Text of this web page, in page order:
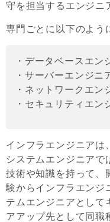
守を担当するエンジニ
専門ごとに以下のよう
・データベースエン
・サーバーエンジニ
・ネットワークエン
・セキュリティエン
インフラエンジニアは
システムエンジニアで
技術や知識を持って、
験からインフラエンジ
テムエンジニアとして
アアップ先として同職